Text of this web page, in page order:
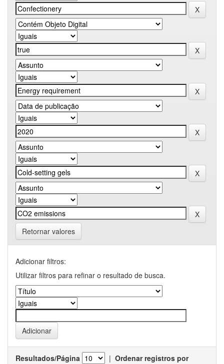
Retornar valores
Adicionar filtros:
Utilizar filtros para refinar o resultado de busca.
Resultados/Página | Ordenar registros por